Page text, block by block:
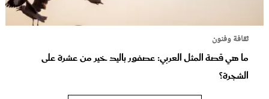
ثقافة وفنون
ما هي قصة المثل العربي: عصفور باليد خير من عشرة على
الشجرة؟